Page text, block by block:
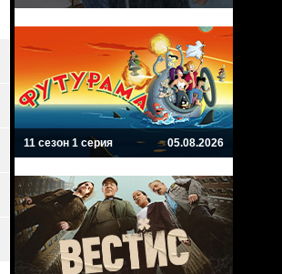
11 сезон 1 серия 05.08.2026